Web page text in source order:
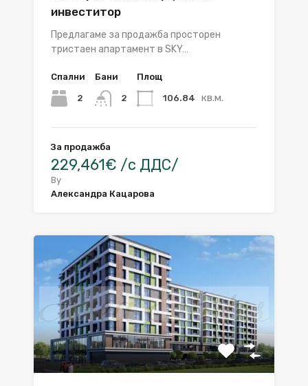
инвеститор
Предлагаме за продажба просторен
тристаен апартамент в SKY…
Спални
2
Бани
2
Площ
106.84 кв.м.
За продажба
229,461€ /с ДДС/
By
Александра Кацарова